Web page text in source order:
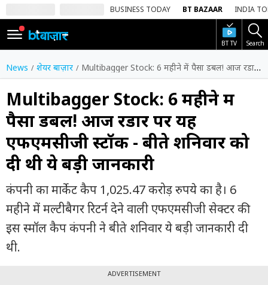
BUSINESS TODAY BT BAZAAR INDIA
BT TV Search
SIGN
IN
Dark
Mode
होम
शेयर
बाज़ार
वीडियो
ट्रेंडिंग
बिजनेस
News शेयर बाज़ार Multibagger Stock: 6 महीने में पैसा डबल! आज रडार पर यह एफएमसीजी स्टॉक - बीते शनिवार को दी थी ये बड़ी जानकारी
Multibagger Stock: 6 महीने में
पैसा डबल! आज रडार पर यह
एफएमसीजी स्टॉक - बीते शनिवार को
दी थी ये बड़ी जानकारी
कंपनी का मार्केट कैप 1,025.47 करोड़ रुपये का है। 6
महीने में मल्टीबैगर रिटर्न देने वाली एफएमसीजी सेक्टर की
इस स्मॉल कैप कंपनी ने बीते शनिवार ये बड़ी जानकारी दी
थी.
ADVERTISEMENT